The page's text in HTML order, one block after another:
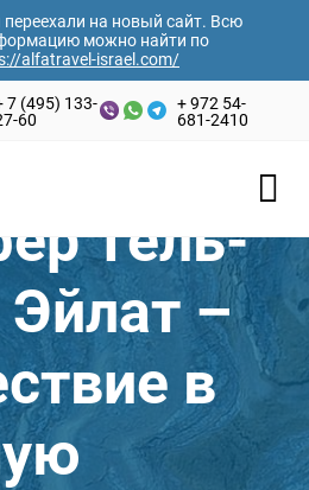
на новый сайт. Всю
можно найти по
alfatravel-israel.com/
7 (495) 133-
60
+ 972 54-
681-2410
Тель-
–
в